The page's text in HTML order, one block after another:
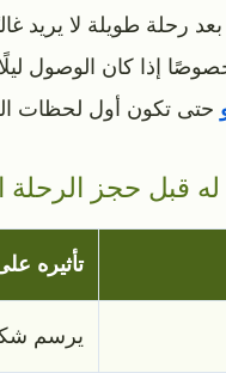
رحلة طويلة لا يريد
إذا كان الوصول
حتى تكون أول لحظات
له قبل حجز الرحلة
تأثيره
يرسم